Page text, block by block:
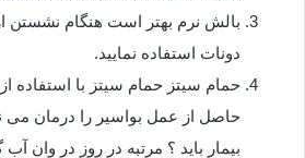
بالش نرم بهتر است هنگام نشستن
دونات استفاده نمایید.
حمام سیتز حمام سیتز با استفاده
حاصل از عمل بواسیر را درمان می
بیمار باید ؟ مرتبه در روز در وان